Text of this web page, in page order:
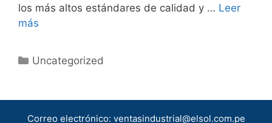
los más altos estándares de calidad y … Leer
más
Categorías
Uncategorized
Correo electrónico: ventasindustrial@elsol.com.pe